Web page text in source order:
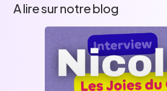
A lire sur notre blog